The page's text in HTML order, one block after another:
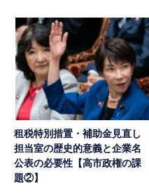
租税特別措置・補助金見直し
担当室の歴史的意義と企業名
公表の必要性【高市政権の課
題②】